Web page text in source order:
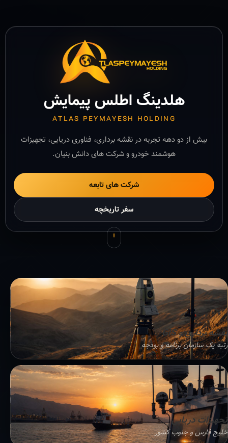
هلدینگ اطلس پیمایش
ATLAS PEYMAYESH HOLDING
بیش از دو دهه تجربه در نقشه برداری، فناوری دریایی، تجهیزات
هوشمند خودرو و شرکت های دانش بنیان.
شرکت های تابعه
سفر تاریخچه
نقشه برداری و GIS
رتبه یک سازمان برنامه و بودجه
تجهیزات دریایی
خلیج فارس و جنوب کشور